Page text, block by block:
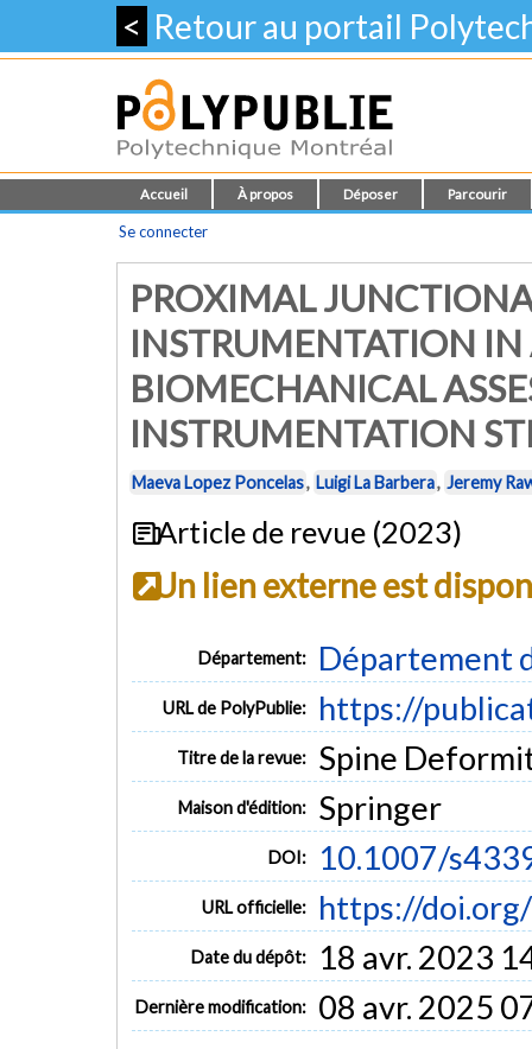
< Retour au portail
Accueil À propos Déposer Parcourir
Se connecter
PROXIMAL
INSTRUMENTATION
BIOMECHANICAL
INSTRUMENTATION
Maeva Lopez Poncelas, Luigi La Barbera, Jeremy
Article de revue (2023)
Un lien externe est
Département: Département
URL de PolyPublie: https://
Titre de la revue: Spine
Maison d'édition: Springer
DOI: 10.1007/
URL officielle: https://
Date du dépôt: 18 avr. 2023
Dernière modification: 08 avr. 2025